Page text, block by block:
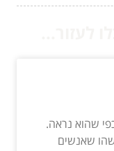
שהוא נראה.
שאנשים